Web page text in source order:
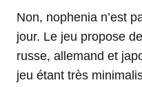
Non, nophenia n’est
jour. Le jeu propose
russe, allemand et
jeu étant très